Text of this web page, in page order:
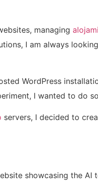
managing
I am always
WordPress
I wanted to do
servers, I decided to
showcasing the AI